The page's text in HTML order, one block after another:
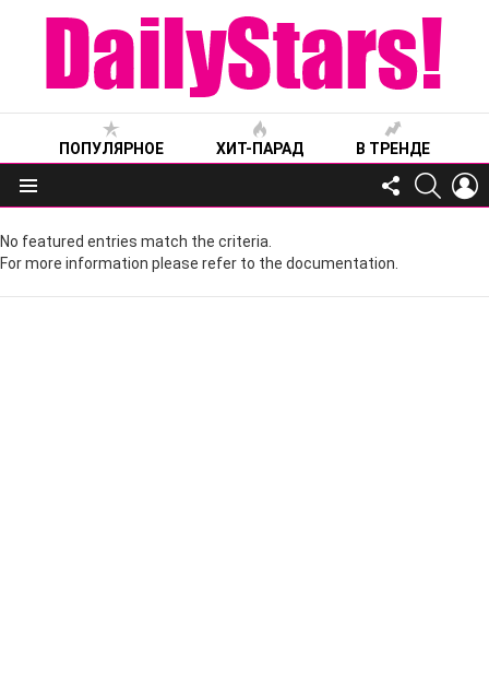
ПОПУЛЯРНОЕ ХИТ-ПАРАД В ТРЕНДЕ
Меню
FOLLOW
US
No featured entries match the criteria.
For more information please refer to the documentation.